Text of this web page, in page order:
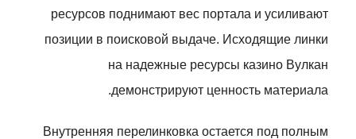
ресурсов поднимают вес портала и усиливают
позиции в поисковой выдаче. Исходящие линки
на надежные ресурсы казино Вулкан
демонстрируют ценность материала.
Внутренняя перелинковка остается под полным